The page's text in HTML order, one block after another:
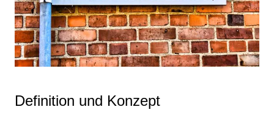
Definition und Konzept